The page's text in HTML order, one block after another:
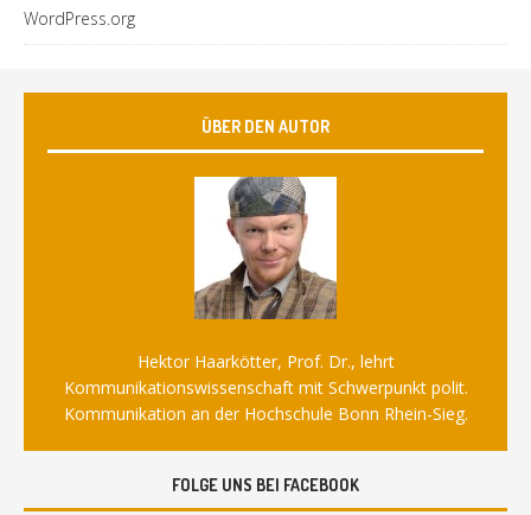
WordPress.org
ÜBER DEN AUTOR
Hektor Haarkötter, Prof. Dr., lehrt
Kommunikationswissenschaft mit Schwerpunkt polit.
Kommunikation an der Hochschule Bonn Rhein-Sieg.
FOLGE UNS BEI FACEBOOK